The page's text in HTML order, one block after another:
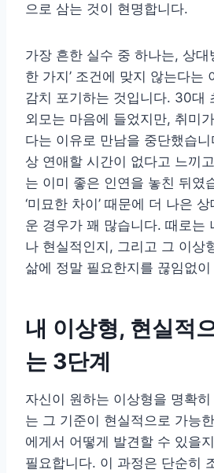
으로 삼는 것이 현명합니다.
가장 흔한 실수 중 하나는, 상대
한 가지’ 조건에 맞지 않는다는
감치 포기하는 것입니다. 30대
외모는 마음에 들었지만, 취미
다는 이유로 만남을 중단했습
상 연애할 시간이 없다고 느끼
는 이미 좋은 인연을 놓친 뒤였
‘미묘한 차이’ 때문에 더 나은
운 경우가 꽤 많습니다. 때로는
나 현실적인지, 그리고 그 이상
삶에 정말 필요한지를 끊임없
내 이상형, 현실적
는 3단계
자신이 원하는 이상형을 명확
는 그 기준이 현실적으로 가능
에게서 어떻게 발견할 수 있을
필요합니다. 이 과정은 단순히